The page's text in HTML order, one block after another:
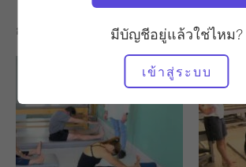
มีบัญชีอยู่แล้วใช่ไหม?
เข้าสู่ระบบ
การออกกำลังกายอื่น ๆ ที่คุณอาจชอบ